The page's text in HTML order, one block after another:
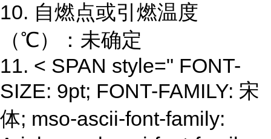
10. 自燃点或引燃温度
（℃）：未确定
11. < SPAN style=" FONT-
SIZE: 9pt; FONT-FAMILY: 宋
体; mso-ascii-font-family: